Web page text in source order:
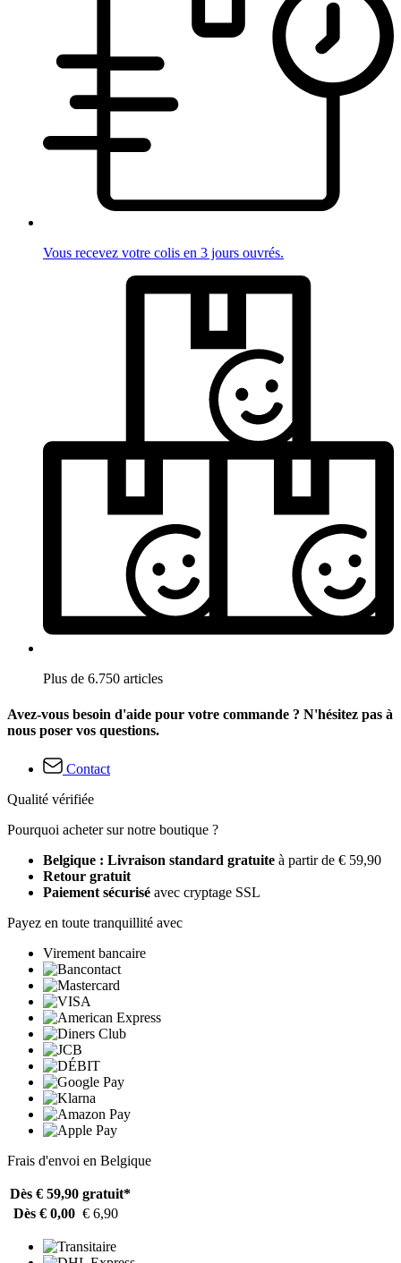
Vous recevez votre colis en 3 jours ouvrés.
Plus de 6.750 articles
Avez-vous besoin d'aide pour votre commande ? N'hésitez pas à
nous poser vos questions.
Contact
Qualité vérifiée
Pourquoi acheter sur notre boutique ?
Belgique : Livraison standard gratuite à partir de € 59,90
Retour gratuit
Paiement sécurisé avec cryptage SSL
Payez en toute tranquillité avec
Virement bancaire
Frais d'envoi en Belgique
Dès € 59,90 gratuit*
Dès € 0,00 € 6,90